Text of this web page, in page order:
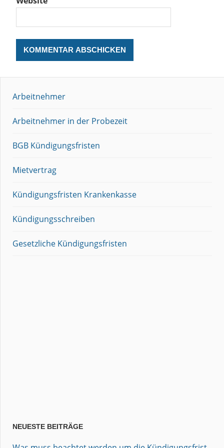
Arbeitnehmer
Arbeitnehmer in der Probezeit
BGB Kündigungsfristen
Mietvertrag
Kündigungsfristen Krankenkasse
Kündigungsschreiben
Gesetzliche Kündigungsfristen
NEUESTE BEITRÄGE